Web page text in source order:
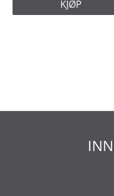
KJØP